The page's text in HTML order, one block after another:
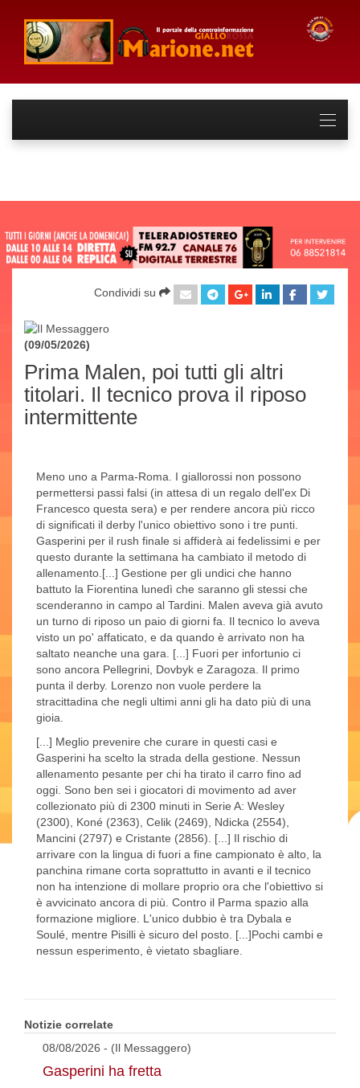
Condividi su
(09/05/2026)
Prima Malen, poi tutti gli altri
titolari. Il tecnico prova il riposo
intermittente
Meno uno a Parma-Roma. I giallorossi non possono
permettersi passi falsi (in attesa di un regalo dell'ex Di
Francesco questa sera) e per rendere ancora più ricco
di significati il derby l'unico obiettivo sono i tre punti.
Gasperini per il rush finale si affiderà ai fedelissimi e per
questo durante la settimana ha cambiato il metodo di
allenamento.[...] Gestione per gli undici che hanno
battuto la Fiorentina lunedì che saranno gli stessi che
scenderanno in campo al Tardini. Malen aveva già avuto
un turno di riposo un paio di giorni fa. Il tecnico lo aveva
visto un po' affaticato, e da quando è arrivato non ha
saltato neanche una gara. [...] Fuori per infortunio ci
sono ancora Pellegrini, Dovbyk e Zaragoza. Il primo
punta il derby. Lorenzo non vuole perdere la
stracittadina che negli ultimi anni gli ha dato più di una
gioia.
[...] Meglio prevenire che curare in questi casi e
Gasperini ha scelto la strada della gestione. Nessun
allenamento pesante per chi ha tirato il carro fino ad
oggi. Sono ben sei i giocatori di movimento ad aver
collezionato più di 2300 minuti in Serie A: Wesley
(2300), Koné (2363), Celik (2469), Ndicka (2554),
Mancini (2797) e Cristante (2856). [...] Il rischio di
arrivare con la lingua di fuori a fine campionato è alto, la
panchina rimane corta soprattutto in avanti e il tecnico
non ha intenzione di mollare proprio ora che l'obiettivo si
è avvicinato ancora di più. Contro il Parma spazio alla
formazione migliore. L'unico dubbio è tra Dybala e
Soulé, mentre Pisilli è sicuro del posto. [...]Pochi cambi e
nessun esperimento, è vietato sbagliare.
Notizie correlate
08/08/2026 - (Il Messaggero)
Gasperini ha fretta